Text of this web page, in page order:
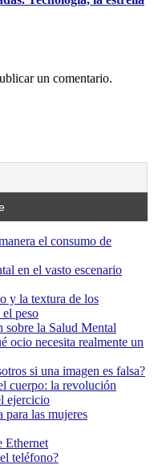
un comentario.
el consumo de
en el vasto escenario
y la textura de los
peso
la Salud Mental
ocio necesita realmente un
si una imagen es falsa?
cuerpo: la revolución
ejercicio
para las mujeres
Ethernet
teléfono?